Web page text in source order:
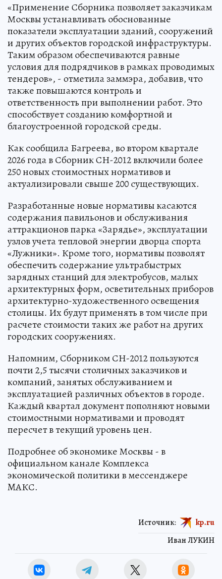
«Применение Сборника позволяет заказчикам
Москвы устанавливать обоснованные
показатели эксплуатации зданий, сооружений
и других объектов городской инфраструктуры.
Таким образом обеспечиваются равные
условия для подрядчиков в рамках проводимых
тендеров», - отметила заммэра, добавив, что
также повышаются контроль и
ответственность при выполнении работ. Это
способствует созданию комфортной и
благоустроенной городской среды.
Как сообщила Багреева, во втором квартале
2026 года в Сборник СН-2012 включили более
250 новых стоимостных нормативов и
актуализировали свыше 200 существующих.
Разработанные новые нормативы касаются
содержания павильонов и обслуживания
аттракционов парка «Зарядье», эксплуатации
узлов учета тепловой энергии дворца спорта
«Лужники». Кроме того, нормативы позволят
обеспечить содержание ультрабыстрых
зарядных станций для электробусов, малых
архитектурных форм, осветительных приборов
архитектурно-художественного освещения
столицы. Их будут применять в том числе при
расчете стоимости таких же работ на других
городских сооружениях.
Напомним, Сборником СН-2012 пользуются
почти 2,5 тысячи столичных заказчиков и
компаний, занятых обслуживанием и
эксплуатацией различных объектов в городе.
Каждый квартал документ пополняют новыми
стоимостными нормативами и проводят
пересчет в текущий уровень цен.
Подробнее об экономике Москвы - в
официальном канале Комплекса
экономической политики в мессенджере
MAКС.
Иван ЛУКИН
Источник: kp.ru